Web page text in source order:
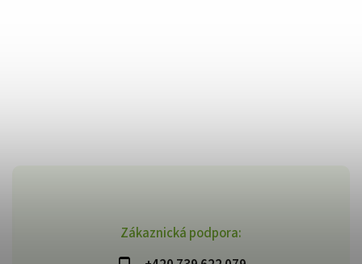
Zákaznická podpora: